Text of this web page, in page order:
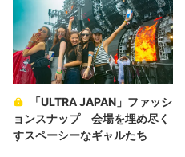
「ULTRA JAPAN」ファッシ
ョンスナップ 会場を埋め尽く
すスペーシーなギャルたち